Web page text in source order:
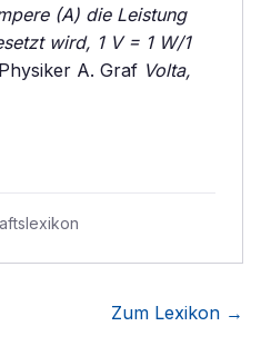
(A) die Leistung
wird, 1 V = 1 W/1
A. Graf Volta,
Zum Lexikon →